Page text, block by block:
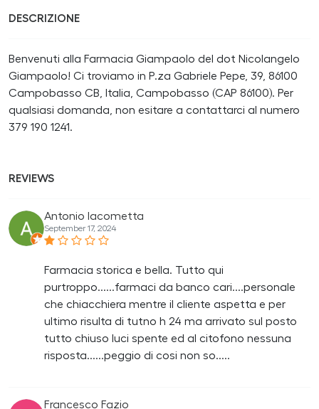
DESCRIZIONE
Benvenuti alla Farmacia Giampaolo del dot Nicolangelo
Giampaolo! Ci troviamo in P.za Gabriele Pepe, 39, 86100
Campobasso CB, Italia, Campobasso (CAP 86100). Per
qualsiasi domanda, non esitare a contattarci al numero
379 190 1241.
REVIEWS
Antonio Iacometta
September 17, 2024
Farmacia storica e bella. Tutto qui
purtroppo......farmaci da banco cari....personale
che chiacchiera mentre il cliente aspetta e per
ultimo risulta di tutno h 24 ma arrivato sul posto
tutto chiuso luci spente ed al citofono nessuna
risposta......peggio di cosi non so.....
Francesco Fazio